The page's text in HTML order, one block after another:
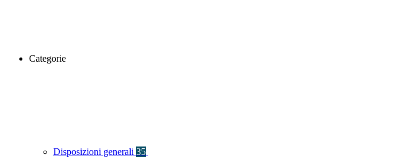
Categorie
Disposizioni generali 35